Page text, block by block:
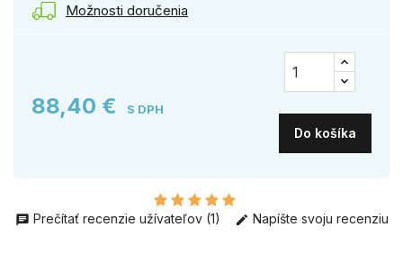
Možnosti doručenia
88,40 € S DPH
Do košíka
Prečítať recenzie užívateľov (1) Napíšte svoju recenziu